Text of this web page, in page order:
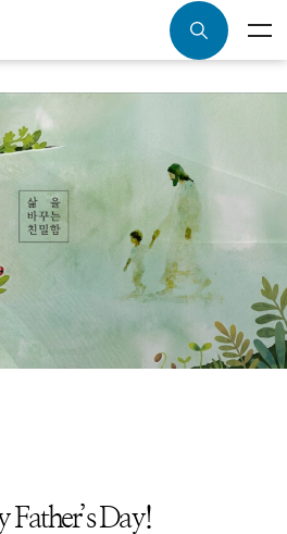
Father’s Day!